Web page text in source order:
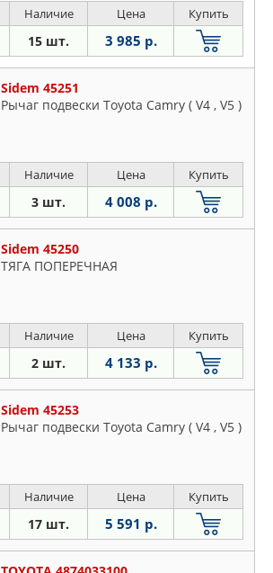
Наличие Цена Купить
15 шт. 3 985 р.
Sidem 45251
Рычаг подвески Toyota Camry ( V4 , V5 )
Наличие Цена Купить
3 шт. 4 008 р.
Sidem 45250
ТЯГА ПОПЕРЕЧНАЯ
Наличие Цена Купить
2 шт. 4 133 р.
Sidem 45253
Рычаг подвески Toyota Camry ( V4 , V5 )
Наличие Цена Купить
17 шт. 5 591 р.